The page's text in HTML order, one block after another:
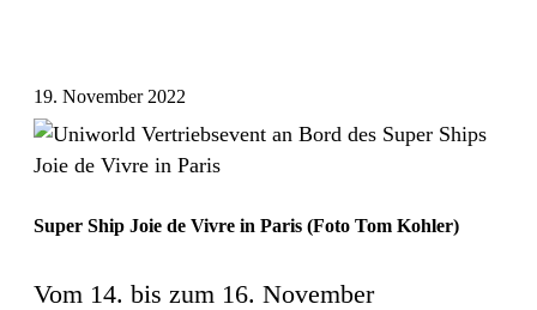
19. November 2022
Super Ship Joie de Vivre in Paris (Foto Tom Kohler)
Vom 14. bis zum 16. November